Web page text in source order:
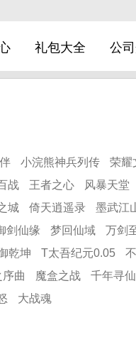
礼包大全 公
小浣熊神兵列传
荣耀
战 王者之心
风暴天堂
城 倚天逍遥录
墨武江
剑仙缘 梦回仙域
万剑
乾坤 T太吾纪元0.05
序曲 魔盒之战
千年寻仙
大战魂